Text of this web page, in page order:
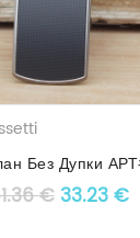
€.
Без Дупки
€ Original
33.23€